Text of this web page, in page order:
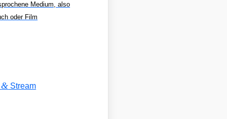
Medium, also
oder Film
& Stream